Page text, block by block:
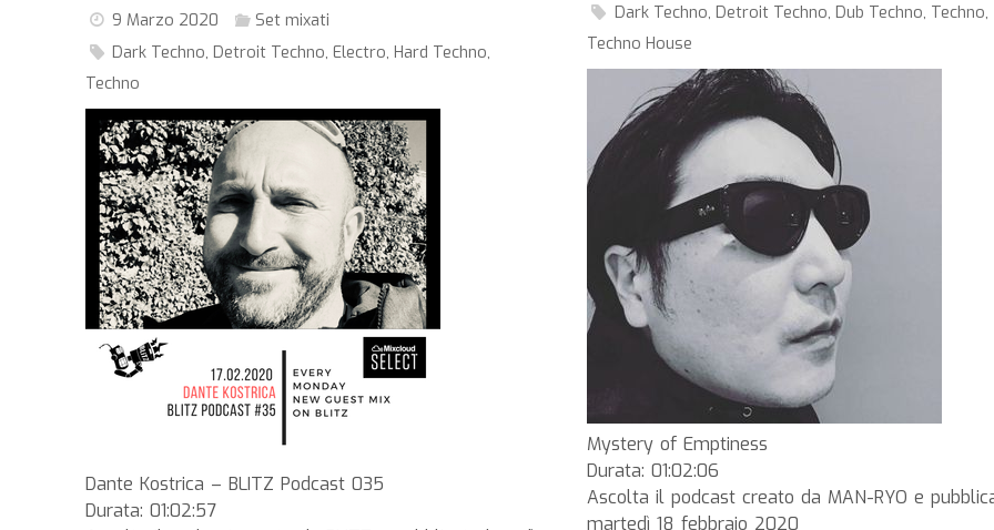
9 Marzo 2020
Set mixati
Dark Techno,Detroit Techno,Electro,Hard Techno,
Techno
Dante Kostrica – BLITZ Podcast 035
Durata: 01:02:57
Dark Techno, Detroit Techno, Dub Techno, Techno,
Techno House
Mystery of Emptiness
Durata: 01:02:06
Ascolta il podcast creato da MAN-RYO e
martedì 18 febbraio 2020